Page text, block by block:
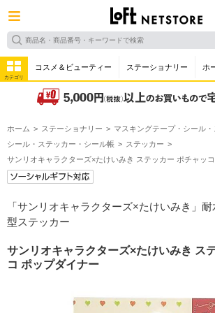
カテゴリ
コスメ＆ビューティー ステーショナリー ホ
ホーム ステーショナリー
マスキングテープ・シール
シール・ステッカー・シール帳
ステッカー
サンリオキャラクターズ×たけいみき ステッカー ポチャッ
「サンリオキャラクターズ×たけいみき」
型ステッカー
サンリオキャラクターズ×たけいみき ス
コ ポップダイナー